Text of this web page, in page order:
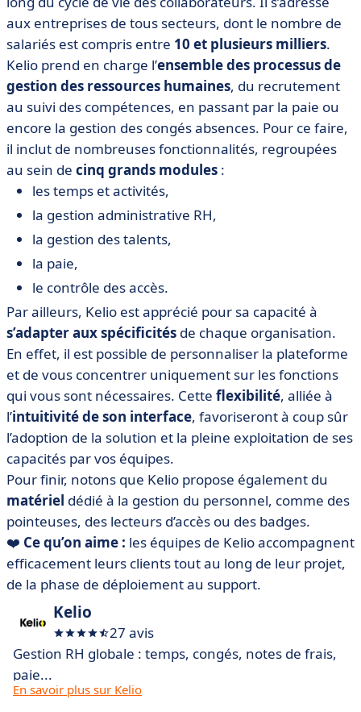
aux entreprises de tous secteurs, dont le nombre de
salariés est compris entre 10 et plusieurs milliers.
Kelio prend en charge l’ensemble des processus de
gestion des ressources humaines, du recrutement
au suivi des compétences, en passant par la paie ou
encore la gestion des congés absences. Pour ce faire,
il inclut de nombreuses fonctionnalités, regroupées
au sein de cinq grands modules :
les temps et activités,
la gestion administrative RH,
la gestion des talents,
la paie,
le contrôle des accès.
Par ailleurs, Kelio est apprécié pour sa capacité à
s’adapter aux spécificités de chaque organisation.
En effet, il est possible de personnaliser la plateforme
et de vous concentrer uniquement sur les fonctions
qui vous sont nécessaires. Cette flexibilité, alliée à
l’intuitivité de son interface, favoriseront à coup sûr
l’adoption de la solution et la pleine exploitation de ses
capacités par vos équipes.
Pour finir, notons que Kelio propose également du
matériel dédié à la gestion du personnel, comme des
pointeuses, des lecteurs d’accès ou des badges.
❤️ Ce qu’on aime : les équipes de Kelio accompagnent
efficacement leurs clients tout au long de leur projet,
de la phase de déploiement au support.
Kelio
27 avis
Gestion RH globale : temps, congés, notes de frais,
paie...
En savoir plus sur Kelio